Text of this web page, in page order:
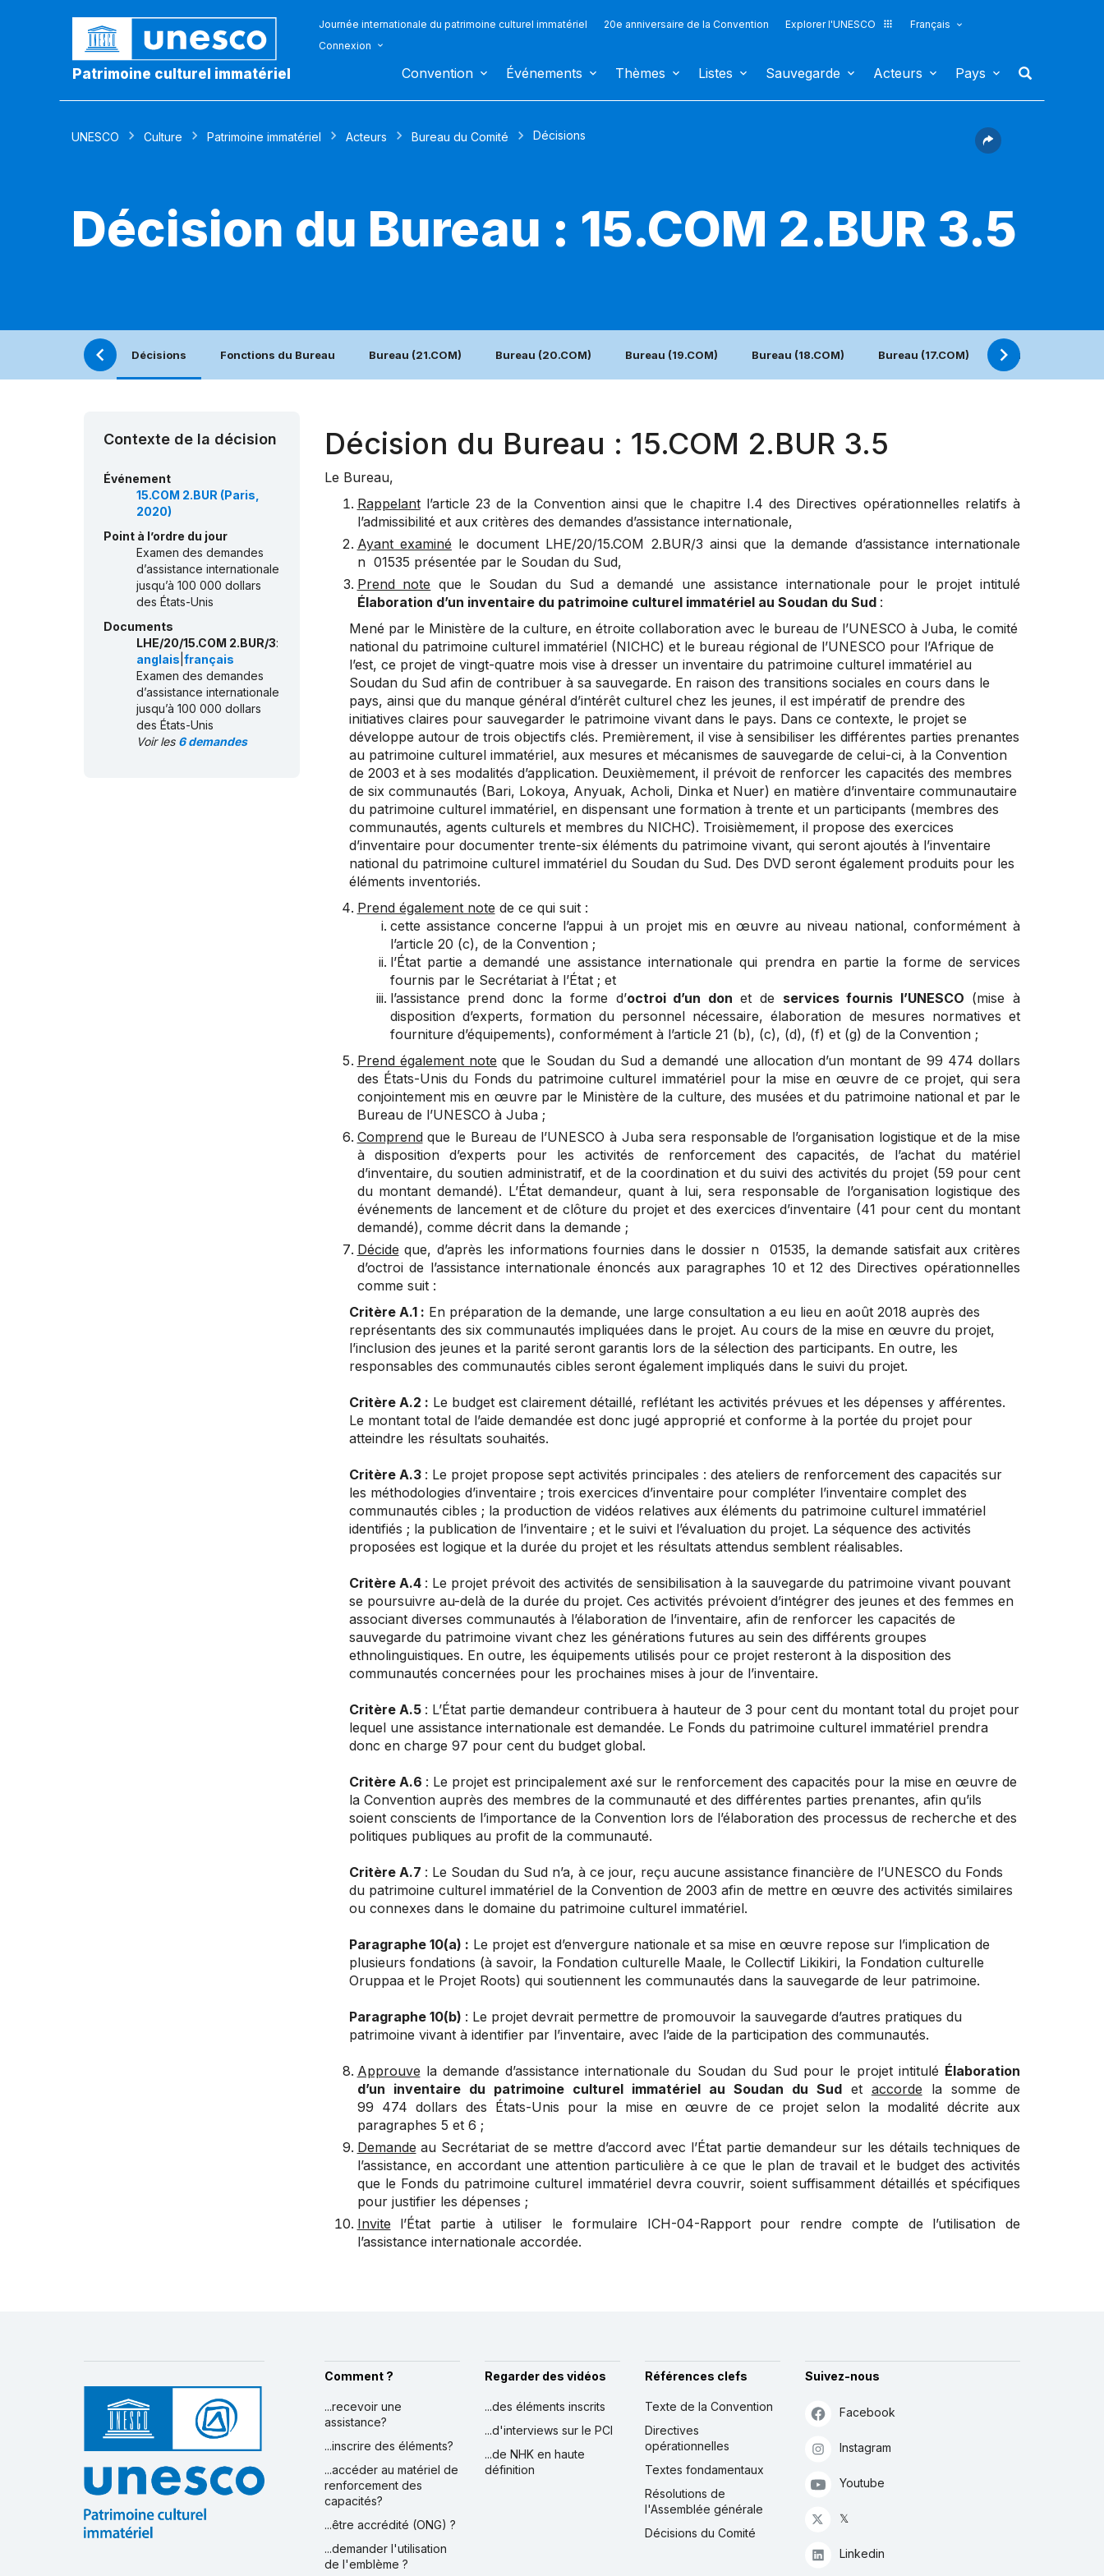
Patrimoine culturel immatériel
Journée internationale du patrimoine culturel immatériel 20e anniversaire de la Convention Explorer l'UNESCO
Français
Connexion
Convention Événements Thèmes Listes Sauvegarde Acteurs Pays
UNESCO Culture Patrimoine immatériel Acteurs Bureau du Comité Décisions
Décision du Bureau : 15.COM 2.BUR 3.5
Décisions Fonctions du Bureau Bureau (21.COM) Bureau (20.COM) Bureau (19.COM) Bureau (18.COM) Bureau (17.COM) Bureau (16.COM)
Contexte de la décision
Événement
15.COM 2.BUR (Paris,
2020)
Point à l’ordre du jour
Examen des demandes
d’assistance internationale
jusqu’à 100 000 dollars
des États-Unis
Documents
LHE/20/15.COM 2.BUR/3:
anglais français
Examen des demandes
d’assistance internationale
jusqu’à 100 000 dollars
des États-Unis
Voir les 6 demandes
Décision du Bureau : 15.COM 2.BUR 3.5
Le Bureau,
Rappelantl’article 23 de la Convention ainsi que le chapitre I.4 des Directives opérationnelles relatifs à
l’admissibilité et aux critères des demandes d’assistance internationale,
Ayant examiné le document LHE/20/15.COM 2.BUR/3 ainsi que la demande d’assistance internationale
n 01535 présentée par le Soudan du Sud,
Prend note que le Soudan du Sud a demandé une assistance internationale pour le projet intitulé
Élaboration d’un inventaire du patrimoine culturel immatériel au Soudan du Sud :
Mené par le Ministère de la culture, en étroite collaboration avec le bureau de l’UNESCO à Juba, le comité
national du patrimoine culturel immatériel (NICHC) et le bureau régional de l’UNESCO pour l’Afrique de
l’est, ce projet de vingt-quatre mois vise à dresser un inventaire du patrimoine culturel immatériel au
Soudan du Sud afin de contribuer à sa sauvegarde. En raison des transitions sociales en cours dans le
pays, ainsi que du manque général d’intérêt culturel chez les jeunes, il est impératif de prendre des
initiatives claires pour sauvegarder le patrimoine vivant dans le pays. Dans ce contexte, le projet se
développe autour de trois objectifs clés. Premièrement, il vise à sensibiliser les différentes parties prenantes
au patrimoine culturel immatériel, aux mesures et mécanismes de sauvegarde de celui-ci, à la Convention
de 2003 et à ses modalités d’application. Deuxièmement, il prévoit de renforcer les capacités des membres
de six communautés (Bari, Lokoya, Anyuak, Acholi, Dinka et Nuer) en matière d’inventaire communautaire
du patrimoine culturel immatériel, en dispensant une formation à trente et un participants (membres des
communautés, agents culturels et membres du NICHC). Troisièmement, il propose des exercices
d’inventaire pour documenter trente-six éléments du patrimoine vivant, qui seront ajoutés à l’inventaire
national du patrimoine culturel immatériel du Soudan du Sud. Des DVD seront également produits pour les
éléments inventoriés.
Prend également note de ce qui suit :
cette assistance concerne l’appui à un projet mis en œuvre au niveau national, conformément à
l’article 20 (c), de la Convention ;
l’État partie a demandé une assistance internationale qui prendra en partie la forme de services
fournis par le Secrétariat à l’État ; et
l’assistance prend donc la forme d’octroi d’un don et de services fournis l’UNESCO (mise à
disposition d’experts, formation du personnel nécessaire, élaboration de mesures normatives et
fourniture d’équipements), conformément à l’article 21 (b), (c), (d), (f) et (g) de la Convention ;
Prend également note que le Soudan du Sud a demandé une allocation d’un montant de 99 474 dollars
des États-Unis du Fonds du patrimoine culturel immatériel pour la mise en œuvre de ce projet, qui sera
conjointement mis en œuvre par le Ministère de la culture, des musées et du patrimoine national et par le
Bureau de l’UNESCO à Juba ;
Comprendque le Bureau de l’UNESCO à Juba sera responsable de l’organisation logistique et de la mise
à disposition d’experts pour les activités de renforcement des capacités, de l’achat du matériel
d’inventaire, du soutien administratif, et de la coordination et du suivi des activités du projet (59 pour cent
du montant demandé). L’État demandeur, quant à lui, sera responsable de l’organisation logistique des
événements de lancement et de clôture du projet et des exercices d’inventaire (41 pour cent du montant
demandé), comme décrit dans la demande ;
Décide que, d’après les informations fournies dans le dossier n 01535, la demande satisfait aux critères
d’octroi de l’assistance internationale énoncés aux paragraphes 10 et 12 des Directives opérationnelles
comme suit :
Critère A.1 : En préparation de la demande, une large consultation a eu lieu en août 2018 auprès des
représentants des six communautés impliquées dans le projet. Au cours de la mise en œuvre du projet,
l’inclusion des jeunes et la parité seront garantis lors de la sélection des participants. En outre, les
responsables des communautés cibles seront également impliqués dans le suivi du projet.
Critère A.2 : Le budget est clairement détaillé, reflétant les activités prévues et les dépenses y afférentes.
Le montant total de l’aide demandée est donc jugé approprié et conforme à la portée du projet pour
atteindre les résultats souhaités.
Critère A.3 : Le projet propose sept activités principales : des ateliers de renforcement des capacités sur
les méthodologies d’inventaire ; trois exercices d’inventaire pour compléter l’inventaire complet des
communautés cibles ; la production de vidéos relatives aux éléments du patrimoine culturel immatériel
identifiés ; la publication de l’inventaire ; et le suivi et l’évaluation du projet. La séquence des activités
proposées est logique et la durée du projet et les résultats attendus semblent réalisables.
Critère A.4 : Le projet prévoit des activités de sensibilisation à la sauvegarde du patrimoine vivant pouvant
se poursuivre au-delà de la durée du projet. Ces activités prévoient d’intégrer des jeunes et des femmes en
associant diverses communautés à l’élaboration de l’inventaire, afin de renforcer les capacités de
sauvegarde du patrimoine vivant chez les générations futures au sein des différents groupes
ethnolinguistiques. En outre, les équipements utilisés pour ce projet resteront à la disposition des
communautés concernées pour les prochaines mises à jour de l’inventaire.
Critère A.5 : L’État partie demandeur contribuera à hauteur de 3 pour cent du montant total du projet pour
lequel une assistance internationale est demandée. Le Fonds du patrimoine culturel immatériel prendra
donc en charge 97 pour cent du budget global.
Critère A.6 : Le projet est principalement axé sur le renforcement des capacités pour la mise en œuvre de
la Convention auprès des membres de la communauté et des différentes parties prenantes, afin qu’ils
soient conscients de l’importance de la Convention lors de l’élaboration des processus de recherche et des
politiques publiques au profit de la communauté.
Critère A.7 : Le Soudan du Sud n’a, à ce jour, reçu aucune assistance financière de l’UNESCO du Fonds
du patrimoine culturel immatériel de la Convention de 2003 afin de mettre en œuvre des activités similaires
ou connexes dans le domaine du patrimoine culturel immatériel.
Paragraphe 10(a) : Le projet est d’envergure nationale et sa mise en œuvre repose sur l’implication de
plusieurs fondations (à savoir, la Fondation culturelle Maale, le Collectif Likikiri, la Fondation culturelle
Oruppaa et le Projet Roots) qui soutiennent les communautés dans la sauvegarde de leur patrimoine.
Paragraphe 10(b) : Le projet devrait permettre de promouvoir la sauvegarde d’autres pratiques du
patrimoine vivant à identifier par l’inventaire, avec l’aide de la participation des communautés.
Approuve la demande d’assistance internationale du Soudan du Sud pour le projet intitulé Élaboration
d’un inventaire du patrimoine culturel immatériel au Soudan du Sud et accorde la somme de
99 474 dollars des États-Unis pour la mise en œuvre de ce projet selon la modalité décrite aux
paragraphes 5 et 6 ;
Demande au Secrétariat de se mettre d’accord avec l’État partie demandeur sur les détails techniques de
l’assistance, en accordant une attention particulière à ce que le plan de travail et le budget des activités
que le Fonds du patrimoine culturel immatériel devra couvrir, soient suffisamment détaillés et spécifiques
pour justifier les dépenses ;
Invite l’État partie à utiliser le formulaire ICH-04-Rapport pour rendre compte de l’utilisation de
l’assistance internationale accordée.
Comment ?
...recevoir une
assistance?
...inscrire des éléments?
...accéder au matériel de
renforcement des
capacités?
...être accrédité (ONG) ?
...demander l'utilisation
de l'emblème ?
Regarder des vidéos
...des éléments inscrits
...d'interviews sur le PCI
...de NHK en haute
définition
Références clefs
Texte de la Convention
Directives
opérationnelles
Textes fondamentaux
Résolutions de
l'Assemblée générale
Décisions du Comité
Suivez-nous
Facebook
Instagram
Youtube
𝕏
Linkedin